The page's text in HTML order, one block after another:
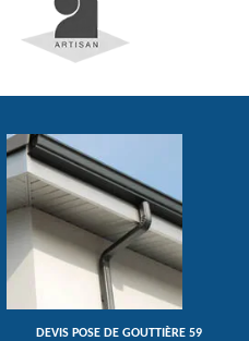
DEVIS POSE DE GOUTTIÈRE 59